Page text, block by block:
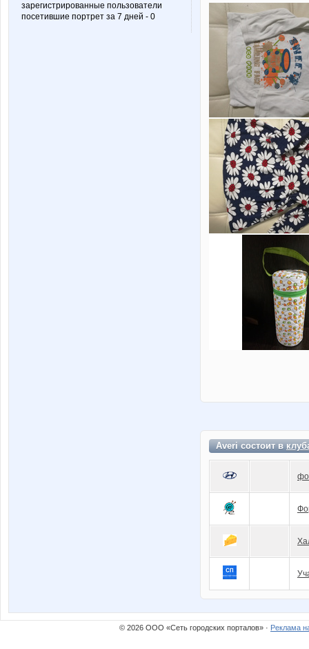
зарегистрированные пользователи
посетившие портрет за 7 дней - 0
Averi состоит в
© 2026 ООО «Сеть городских порталов» · Реклама